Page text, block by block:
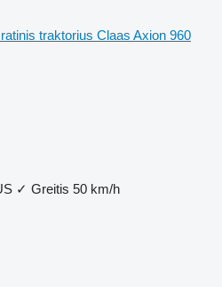
ratinis traktorius Claas Axion 960
✓ Greitis 50 km/h